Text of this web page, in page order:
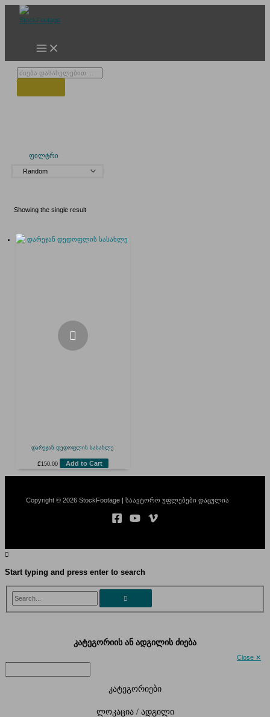
Products
ფილტრი
Showing the single result
დარეჯან დედოფლის სასახლე
₾ 150.00 Add to Cart
Copyright © 2026 StockFootage | საავტორო უფლებები დაცულია
Start typing and press enter to search
Search...
Close ✕
კატეგორიის ან ადგილის ძიება
კატეგორიები
ლოკაცია / ადგილი